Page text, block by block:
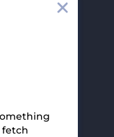
fetch